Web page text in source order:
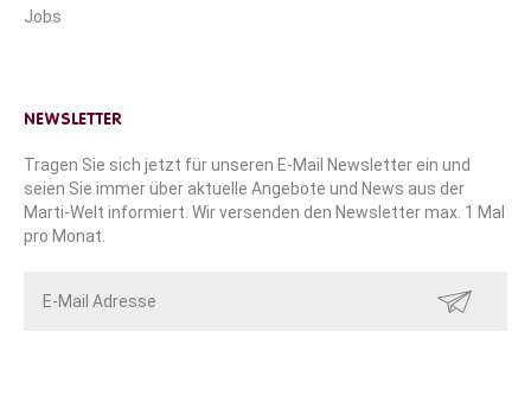
Jobs
NEWSLETTER
Tragen Sie sich jetzt für unseren E-Mail Newsletter ein und
seien Sie immer über aktuelle Angebote und News aus der
Marti-Welt informiert. Wir versenden den Newsletter max. 1 Mal
pro Monat.
SENDEN